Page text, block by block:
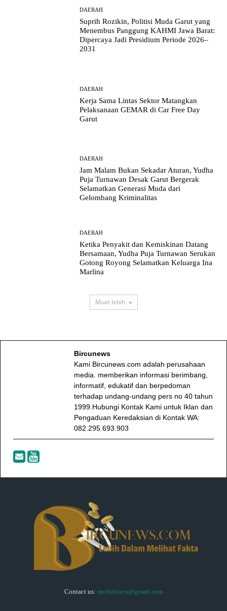
DAERAH
Suprih Rozikin, Politisi Muda Garut yang
Menembus Panggung KAHMI Jawa Barat:
Dipercaya Jadi Presidium Periode 2026–
2031
DAERAH
Kerja Sama Lintas Sektor Matangkan
Pelaksanaan GEMAR di Car Free Day
Garut
DAERAH
Jam Malam Bukan Sekadar Aturan, Yudha
Puja Turnawan Desak Garut Bergerak
Selamatkan Generasi Muda dari
Gelombang Kriminalitas
DAERAH
Ketika Penyakit dan Kemiskinan Datang
Bersamaan, Yudha Puja Turnawan Serukan
Gotong Royong Selamatkan Keluarga Ina
Marlina
Muat lebih
Bircunews
Kami Bircunews.com adalah perusahaan
media. memberikan informasi berimbang,
informatif, edukatif dan berpedoman
terhadap undang-undang pers no 40 tahun
1999.Hubungi Kontak Kami untuk Iklan dan
Pengaduan Keredaksian di Kontak WA:
082.295.693.903
Contact us: mediabircu@gmail.com